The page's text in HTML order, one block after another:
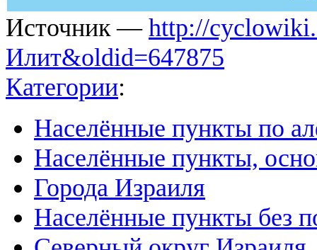
Источник — http://
Илит&oldid=647875
Категории:
Населённые пункты по
Населённые пункты,
Города Израиля
Населённые пункты без